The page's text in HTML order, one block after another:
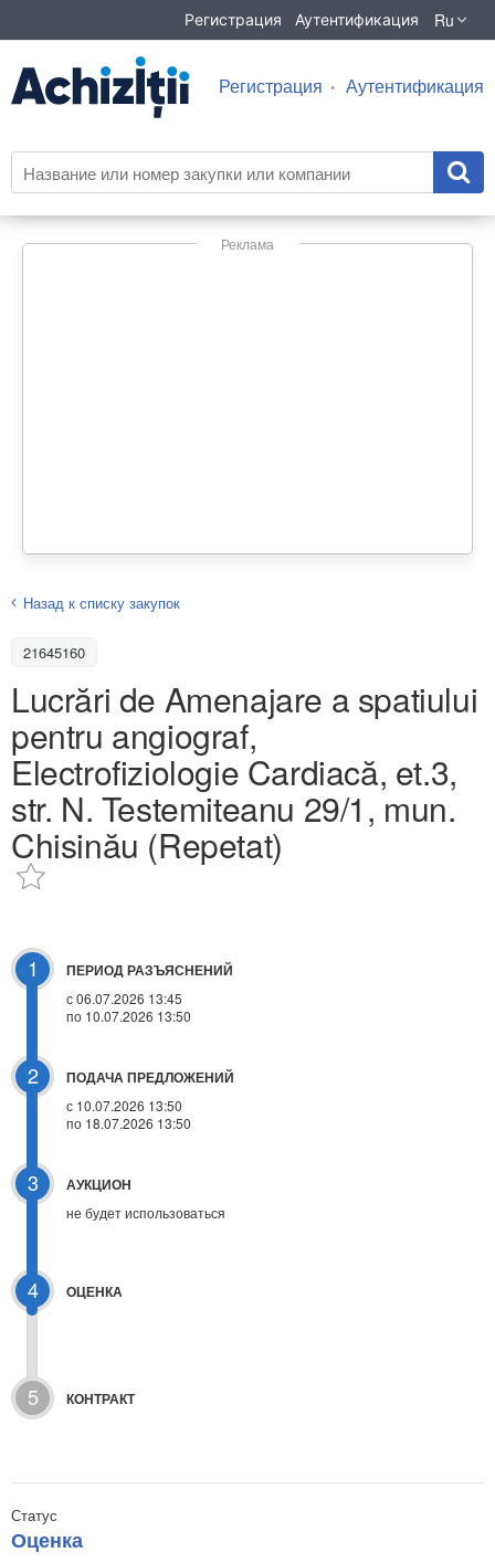
Регистрация Аутентификация Ru
Регистрация Аутентификация
Реклама
Назад к списку закупок
21645160
Lucrări de Amenajare a spatiului
pentru angiograf,
Electrofiziologie Cardiacă, et.3,
str. N. Testemiteanu 29/1, mun.
Chisinău (Repetat)
1 ПЕРИОД РАЗЪЯСНЕНИЙ
с 06.07.2026 13:45
по 10.07.2026 13:50
2 ПОДАЧА ПРЕДЛОЖЕНИЙ
с 10.07.2026 13:50
по 18.07.2026 13:50
3 АУКЦИОН
не будет использоваться
4 ОЦЕНКА
5 КОНТРАКТ
Статус
Оценка